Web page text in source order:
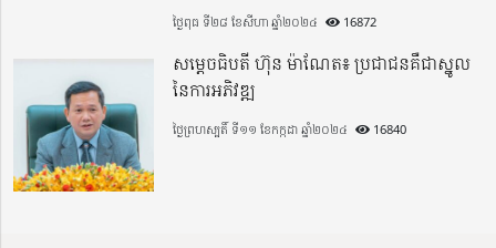
ថ្ងៃពុធ ទី២៨ ខែសីហា ឆ្នាំ២០២៤ 16872
សម្តេចធិបតី ហ៊ុន ម៉ាណែត៖ ប្រជាជនគឺជាស្នូល
នៃការអភិវឌ្ឍ
ថ្ងៃព្រហស្បតិ៍ ទី១១ ខែកក្កដា ឆ្នាំ២០២៤ 16840